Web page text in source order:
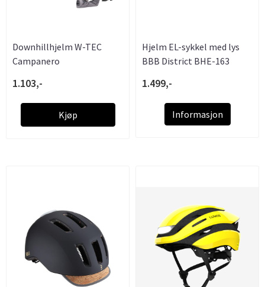
Downhillhjelm W-TEC
Campanero
1.103,-
Kjøp
Hjelm EL-sykkel med lys
BBB District BHE-163
1.499,-
Informasjon